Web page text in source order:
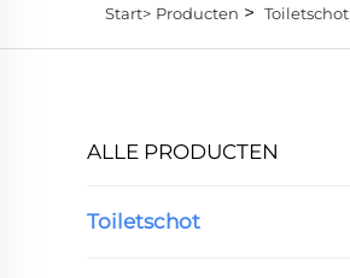
Start> Producten > Toiletschot
ALLE PRODUCTEN
Toiletschot